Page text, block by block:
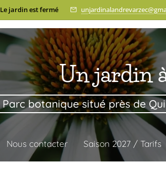
Le jardin est fermé
Un jardin
Parc botanique situé près de
Nous contacter Saison 2027 / Tarifs